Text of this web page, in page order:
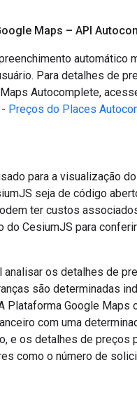
Maps – API
automático
Para detalhes de
Autocomplete,
Preços do Places
para a visualização
seja de código
ter custos
do CesiumJS para
analisar os detalhes de
são determinadas
Plataforma Google Maps
com uma
e os detalhes de preços
como o número de